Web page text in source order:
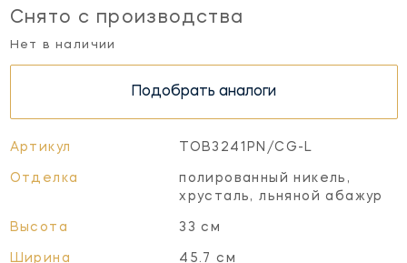
Снято с производства
Нет в наличии
Подобрать аналоги
Артикул TOB3241PN/CG-L
Отделка
полированный никель,
хрусталь, льняной абажур
Высота 33 см
Ширина 45.7 см